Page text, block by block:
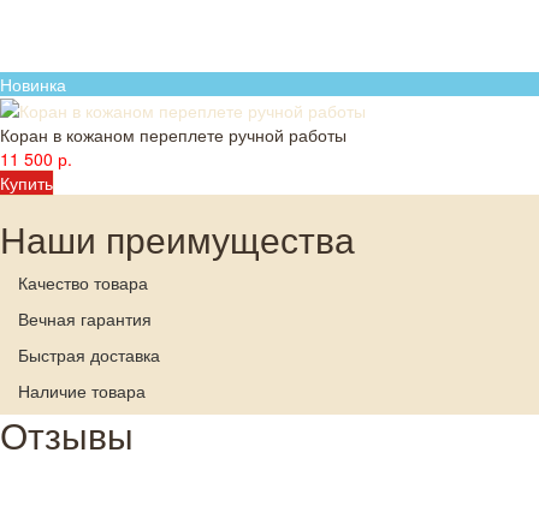
Новинка
Коран в кожаном переплете ручной работы
11 500 р.
Купить
Наши преимущества
Качество товара
Вечная гарантия
Быстрая доставка
Наличие товара
Отзывы